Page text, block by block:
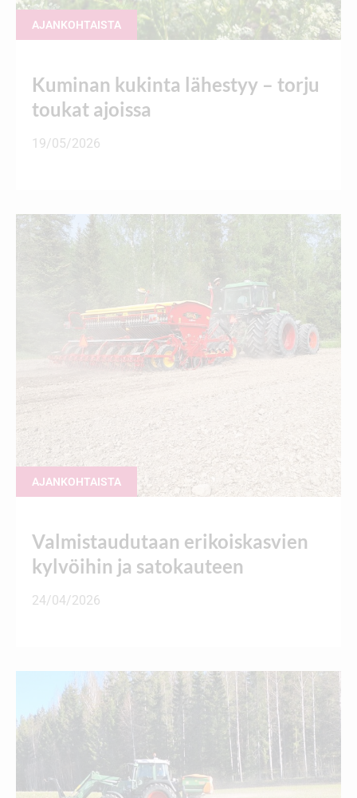
AJANKOHTAISTA
Kuminan kukinta lähestyy – torju
toukat ajoissa
19/05/2026
AJANKOHTAISTA
Valmistaudutaan erikoiskasvien
kylvöihin ja satokauteen
24/04/2026